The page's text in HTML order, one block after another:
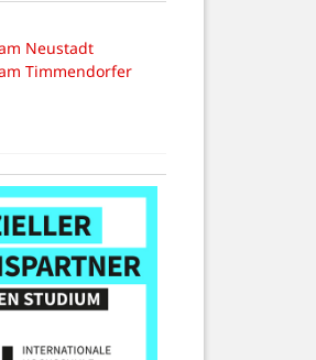
Neustadt
Timmendorfer